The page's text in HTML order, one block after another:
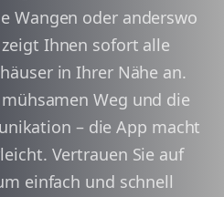
Wangen oder anderswo
Ihnen sofort alle
in Ihrer Nähe an.
Weg und die
– die App macht
Vertrauen Sie auf
einfach und schnell